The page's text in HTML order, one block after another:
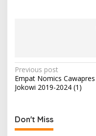
P
o
t
n
Previous post
Empat Nomics Cawapres
Jokowi 2019-2024 (1)
Don't Miss